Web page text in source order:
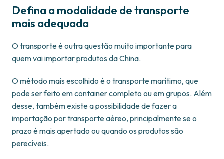
Defina a modalidade de transporte
mais adequada
O transporte é outra questão muito importante para
quem vai importar produtos da China.
O método mais escolhido é o transporte marítimo, que
pode ser feito em container completo ou em grupos. Além
desse, também existe a possibilidade de fazer a
importação por transporte aéreo, principalmente se o
prazo é mais apertado ou quando os produtos são
perecíveis.